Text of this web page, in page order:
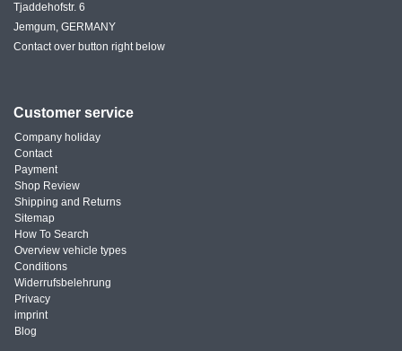
Tjaddehofstr. 6
Jemgum, GERMANY
Contact over button right below
Customer service
Company holiday
Contact
Payment
Shop Review
Shipping and Returns
Sitemap
How To Search
Overview vehicle types
Conditions
Widerrufsbelehrung
Privacy
imprint
Blog